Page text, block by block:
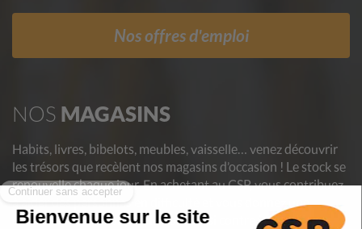
Nos offres d'emploi
NOS MAGASINS
Habits, livres, bibelots, meubles, vaisselle… venez découvrir
les trésors que recèlent nos magasins d’occasion ! Le stock se
renouvelle chaque jour. En achetant au CSP, vous contribuez
à aider des personnes en difficulté et vous donnez une
deuxième vie aux objets, luttant ainsi contre le gaspillage.